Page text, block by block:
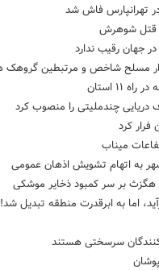
قتل شوهرش
جهان رقیب ندارد
۱۱ استان
دریایی چندملیتی را منصوب کرد
کرد
هگزث بر سر کمبود ذخایر موشکی
اما به ابرقدرت منطقه تبدیل شد!
سرسختی هستند